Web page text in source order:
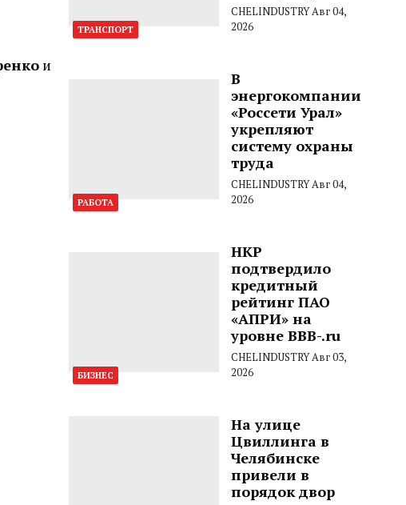
и
ТРАНСПОРТ
CHELINDUSTRYАвг 04,
2026
РАБОТА
В
энергокомпании
«Россети Урал»
укрепляют
систему охраны
труда
CHELINDUSTRYАвг 04,
2026
БИЗНЕС
НКР
подтвердило
кредитный
рейтинг ПАО
«АПРИ» на
уровне BBB-.ru
CHELINDUSTRYАвг 03,
2026
На улице
Цвиллинга в
Челябинске
привели в
порядок двор